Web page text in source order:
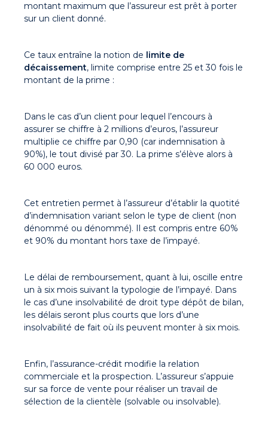
montant maximum que l’assureur est prêt à porter
sur un client donné.
Ce taux entraîne la notion de limite de
décaissement, limite comprise entre 25 et 30 fois le
montant de la prime :
Dans le cas d’un client pour lequel l’encours à
assurer se chiffre à 2 millions d’euros, l’assureur
multiplie ce chiffre par 0,90 (car indemnisation à
90%), le tout divisé par 30. La prime s’élève alors à
60 000 euros.
Cet entretien permet à l’assureur d’établir la quotité
d’indemnisation variant selon le type de client (non
dénommé ou dénommé). Il est compris entre 60%
et 90% du montant hors taxe de l’impayé.
Le délai de remboursement, quant à lui, oscille entre
un à six mois suivant la typologie de l’impayé. Dans
le cas d’une insolvabilité de droit type dépôt de bilan,
les délais seront plus courts que lors d’une
insolvabilité de fait où ils peuvent monter à six mois.
Enfin, l’assurance-crédit modifie la relation
commerciale et la prospection. L’assureur s’appuie
sur sa force de vente pour réaliser un travail de
sélection de la clientèle (solvable ou insolvable).